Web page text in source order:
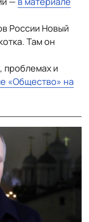
России Новый
Там он
проблемах и
«Общество» на